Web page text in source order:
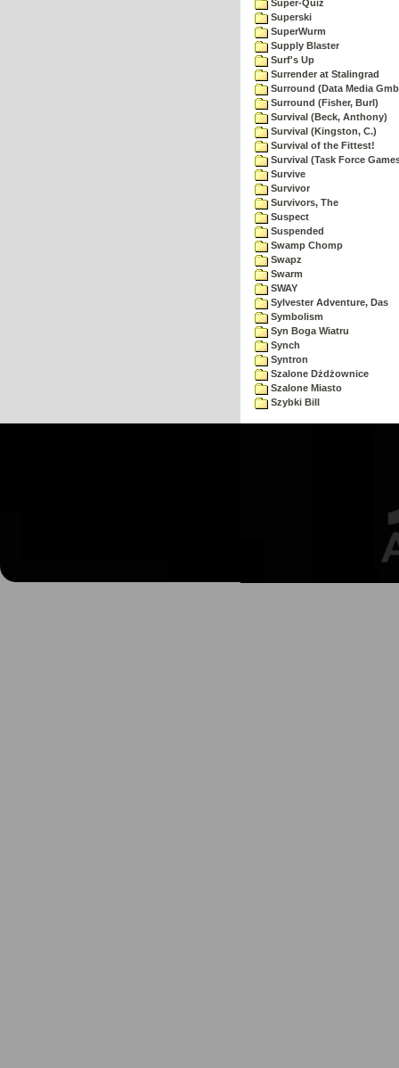
Super-Quiz
Superski
SuperWurm
Supply Blaster
Surf's Up
Surrender at Stalingrad
Surround (Data Media
Surround (Fisher, Burl)
Survival (Beck, Anthony)
Survival (Kingston, C.)
Survival of the Fittest!
Survival (Task Force
Survive
Survivor
Survivors, The
Suspect
Suspended
Swamp Chomp
Swapz
Swarm
SWAY
Sylvester Adventure, Das
Symbolism
Syn Boga Wiatru
Synch
Syntron
Szalone Dżdżownice
Szalone Miasto
Szybki Bill